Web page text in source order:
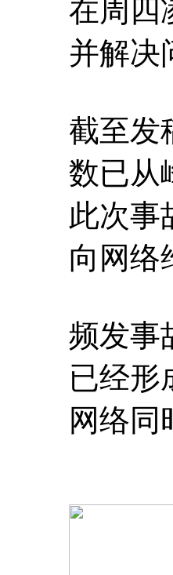
在周四
并解决
截至发
数已从
此次事
向网络
频发事
已经形
网络同